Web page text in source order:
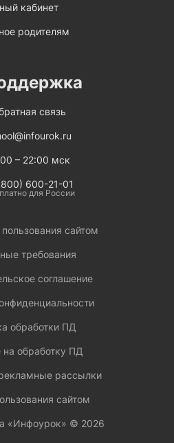
кабинет
родителям
связь
– 22:00 мск
600-21-01
для России
сайтом
требования
соглашение
обработки ПД
на обработку ПД
рассылки
сайтом
«Инфоурок» © 2026